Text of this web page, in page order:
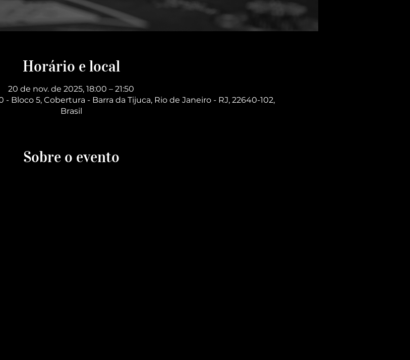
Horário e local
20 de nov. de 2025, 18:00 – 21:50
- Bloco 5, Cobertura - Barra da Tijuca, Rio de Janeiro - RJ, 22640-102,
Brasil
Sobre o evento